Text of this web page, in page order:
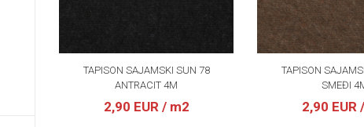
TAPISON SAJAMSKI SUN 78
ANTRACIT 4M
2,90 EUR / m2
TAPISON
SMEĐI
2,90 EUR